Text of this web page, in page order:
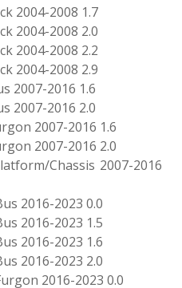
2004-2008 1.7
2004-2008 2.0
2004-2008 2.2
2004-2008 2.9
2007-2016 1.6
2007-2016 2.0
2007-2016 1.6
2007-2016 2.0
Chassis 2007-2016
2016-2023 0.0
2016-2023 1.5
2016-2023 1.6
2016-2023 2.0
2016-2023 0.0